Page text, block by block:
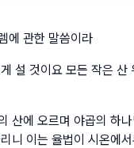
에 관한 말씀이라
설 것이요 모든 작은
산에 오르며 야곱의 하
니 이는 율법이 시온에